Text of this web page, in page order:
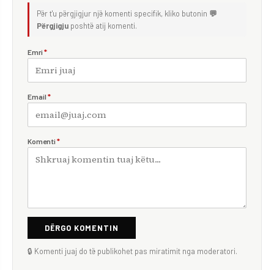
Për t'u përgjigjur një komenti specifik, kliko butonin 💬
Përgjigju poshtë atij komenti.
Emri *
Email *
Komenti *
DËRGO KOMENTIN
🔒 Komenti juaj do të publikohet pas miratimit nga moderatori.